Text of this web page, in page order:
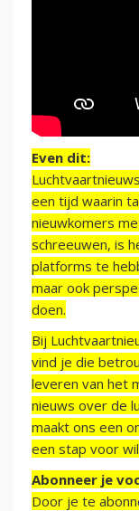
Even dit:
een tijd waarin
nieuwkomers
schreeuwen, is
platforms te
maar ook
doen.
Bij
vind je die
leveren van het
nieuws over de
maakt ons een
een stap voor
Abonneer je
Door je te